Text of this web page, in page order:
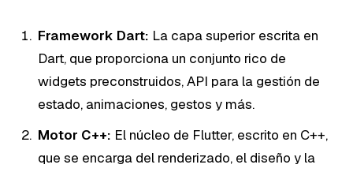
Framework Dart: La capa superior escrita en
Dart, que proporciona un conjunto rico de
widgets preconstruidos, API para la gestión de
estado, animaciones, gestos y más.
Motor C++: El núcleo de Flutter, escrito en C++,
que se encarga del renderizado, el diseño y la